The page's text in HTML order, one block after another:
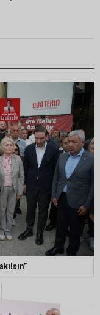
itfaiye aracı devrildi: 3
Emrah Kozay
isteyen servisçilere
silah çeken kişi gözaltına
implant uyarısı: “Sigara